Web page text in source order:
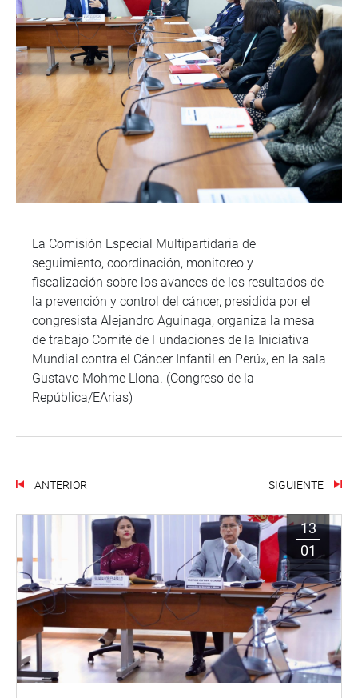
La Comisión Especial Multipartidaria de
seguimiento, coordinación, monitoreo y
fiscalización sobre los avances de los resultados de
la prevención y control del cáncer, presidida por el
congresista Alejandro Aguinaga, organiza la mesa
de trabajo Comité de Fundaciones de la Iniciativa
Mundial contra el Cáncer Infantil en Perú», en la sala
Gustavo Mohme Llona. (Congreso de la
República/EArias)
ANTERIOR SIGUIENTE
13
01